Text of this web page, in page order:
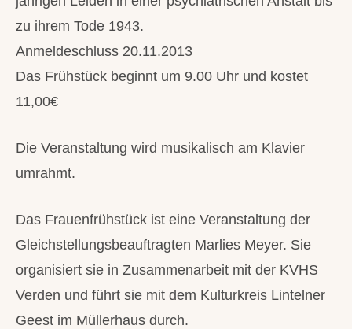
zu ihrem Tode 1943.
Anmeldeschluss 20.11.2013
Das Frühstück beginnt um 9.00 Uhr und kostet
11,00€
Die Veranstaltung wird musikalisch am Klavier
umrahmt.
Das Frauenfrühstück ist eine Veranstaltung der
Gleichstellungsbeauftragten Marlies Meyer. Sie
organisiert sie in Zusammenarbeit mit der KVHS
Verden und führt sie mit dem Kulturkreis Lintelner
Geest im Müllerhaus durch.